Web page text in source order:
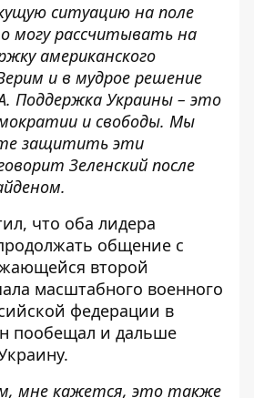
ситуацию на поле
могу рассчитывать на
американского
и в мудрое решение
Поддержка Украины – это
и свободы. Мы
защитить эти
Зеленский после
что оба лидера
общение с
второй
масштабного военного
федерации в
пообещал и дальше
мне кажется, это также